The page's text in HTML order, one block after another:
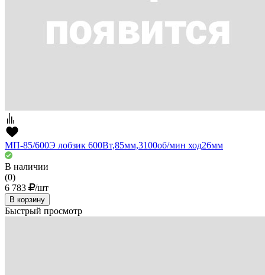
МП-85/600Э лобзик 600Вт,85мм,3100об/мин ход26мм
В наличии
(0)
6 783
/шт
В корзину
Быстрый просмотр